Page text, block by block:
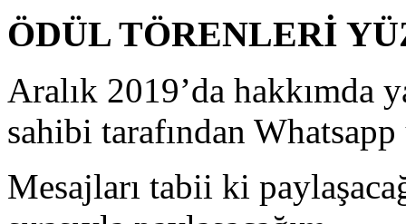
ÖDÜL TÖRENLERİ
Aralık 2019’da hakkımda
sahibi tarafından
Mesajları tabii ki